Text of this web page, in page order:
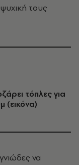
τους
τόπλες για
(εικόνα)
να